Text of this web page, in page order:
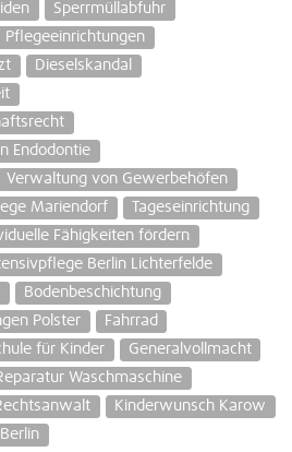
Sperrmüllabfuhr
Pflegeeinrichtungen
Dieselskandal
Endodontie
Verwaltung von Gewerbehöfen
Mariendorf
Tageseinrichtung
Fähigkeiten fördern
Berlin Lichterfelde
Bodenbeschichtung
Polster
Fahrrad
für Kinder
Generalvollmacht
Waschmaschine
Kinderwunsch Karow